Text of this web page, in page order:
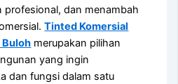
profesional, dan menambah
Tinted Komersial
Buloh merupakan pilihan
yang ingin
dan fungsi dalam satu